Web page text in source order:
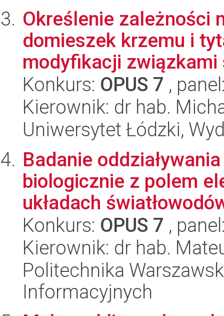
Określenie zależności
domieszek krzemu i
modyfikacji
Konkurs: OPUS 7 ,
Kierownik: dr hab.
Uniwersytet Łódzki,
Badanie
biologicznie z polem
układach
Konkurs: OPUS 7 ,
Kierownik: dr hab.
Politechnika
Informacyjnych